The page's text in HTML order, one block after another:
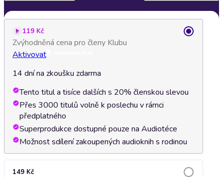
119 Kč
Zvýhodněná cena pro členy Klubu
Aktivovat
14 dní na zkoušku zdarma
Tento titul a tisíce dalších s 20% členskou slevou
Přes 3000 titulů volně k poslechu v rámci
předplatného
Superprodukce dostupné pouze na Audiotéce
Možnost sdílení zakoupených audioknih s rodinou
149 Kč